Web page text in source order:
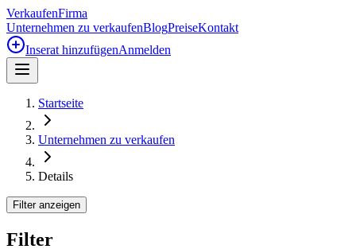
VerkaufenFirma
Unternehmen zu verkaufenBlogPreiseKontakt
Inserat hinzufügenAnmelden
Startseite
Unternehmen zu verkaufen
Details
Filter anzeigen
Filter